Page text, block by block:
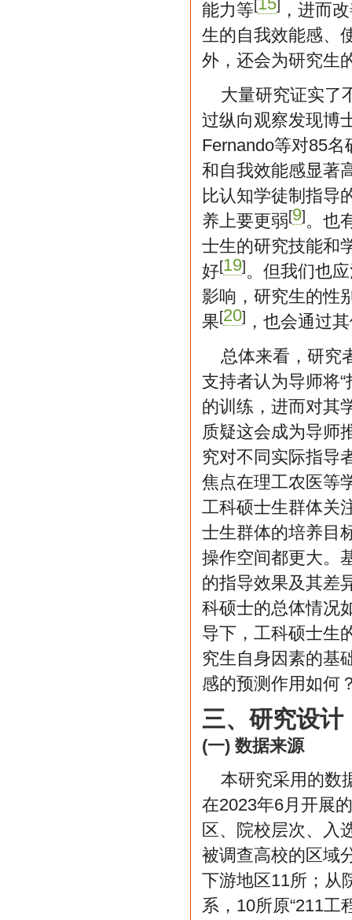
能力等[ ]
，进而
生的自我效能感、
外，还会为研究生
大量研究证实了
过纵向观察发现博
Fernando等对85
和自我效能感显著
比认知学徒制指导
养上要更弱[9]。也
士生的研究技能和
好[19]。但我们也
影响，研究生的性
果[20] ，也会通过
总体来看，研究
支持者认为导师将
的训练，进而对其
质疑这会成为导师
究对不同实际指导
焦点在理工农医等
工科硕士生群体关
士生群体的培养目
操作空间都更大。
的指导效果及其差
科硕士的总体情况
导下，工科硕士生
究生自身因素的基
感的预测作用如何
三、研究设计
(一) 数据来源
本研究采用的数
在2023年6月开展
区、院校层次、入
被调查高校的区域
下游地区11所；从
系，10所原“211工